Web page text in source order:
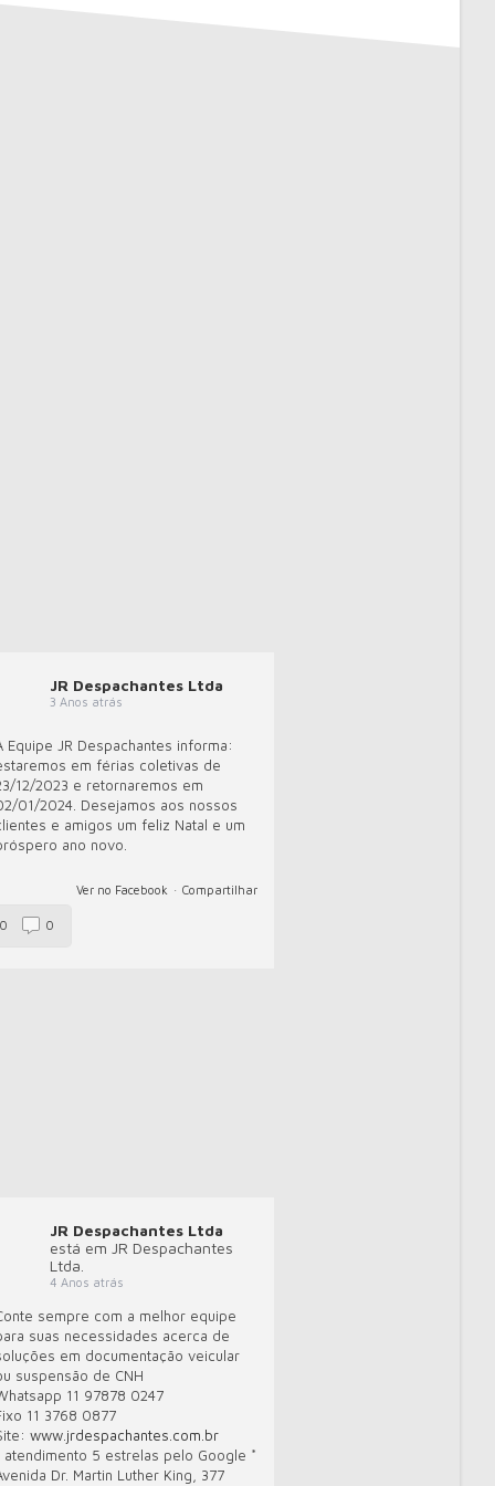
JR Despachantes Ltda
3 Anos atrás
Equipe JR Despachantes informa:
em férias coletivas de
12/2023 e retornaremos em
01/2024. Desejamos aos nossos
e amigos um feliz Natal e um
ano novo.
Ver no Facebook · Compartilhar
0 0
JR Despachantes Ltda
está em JR Despachantes
Ltda.
4 Anos atrás
sempre com a melhor equipe
suas necessidades acerca de
em documentação veicular
suspensão de CNH
11 97878 0247
11 3768 0877
www.jrdespachantes.com.br
atendimento 5 estrelas pelo Google *
Dr. Martin Luther King, 377